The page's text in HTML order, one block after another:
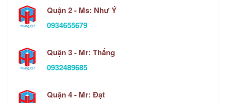
Quận 2 - Ms: Như Ý
0934655679
Quận 3 - Mr: Thắng
0932489685
Quận 4 - Mr: Đạt